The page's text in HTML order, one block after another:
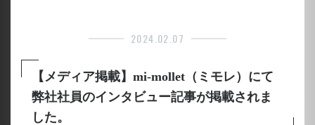
2024.02.07
【メディア掲載】mi-mollet（ミモレ）にて
弊社社員のインタビュー記事が掲載されま
した。